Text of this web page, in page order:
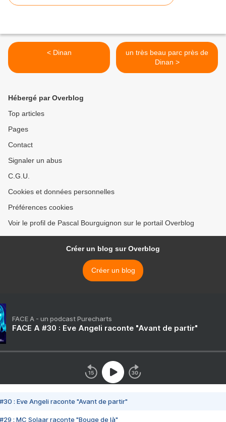
< Dinan
un très beau parc près de
Dinan >
Hébergé par Overblog
Top articles
Pages
Contact
Signaler un abus
C.G.U.
Cookies et données personnelles
Préférences cookies
Voir le profil de Pascal Bourguignon sur le portail Overblog
Créer un blog sur Overblog
Créer un blog
FACE A - un podcast Purecharts
FACE A #30 : Eve Angeli raconte "Avant de partir"
#30 : Eve Angeli raconte "Avant de partir"
#29 : MC Solaar raconte "Bouge de là"